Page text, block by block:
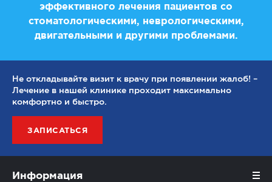
эффективного лечения пациентов со
стоматологическими, неврологическими,
двигательными и другими проблемами.
Не откладывайте визит к врачу при появлении жалоб! –
Лечение в нашей клинике проходит максимально
комфортно и быстро.
ЗАПИСАТЬСЯ
Информация